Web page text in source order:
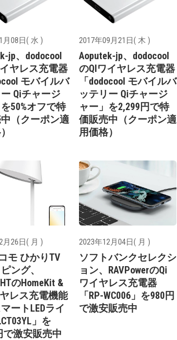
月08日( 水 )
jp、dodocool
ヤレス充電器
モバイルバ
Qiチャージ
50%オフで特
（クーポン適
2017年09月21日( 木 )
Aoputek-jp、dodocool
のQIワイヤレス充電器
「dodocool モバイルバ
ッテリー Qiチャージ
ャー」を2,299円で特
価販売中（クーポン適
用価格）
月26日( 月 )
モ ひかりTV
ング、
のHomeKit &
レス充電機能
ートLEDライ
」を
で激安販売中
2023年12月04日( 月 )
ソフトバンクセレクシ
ョン、RAVPowerのQi
ワイヤレス充電器
「RP-WC006」を980円
で激安販売中